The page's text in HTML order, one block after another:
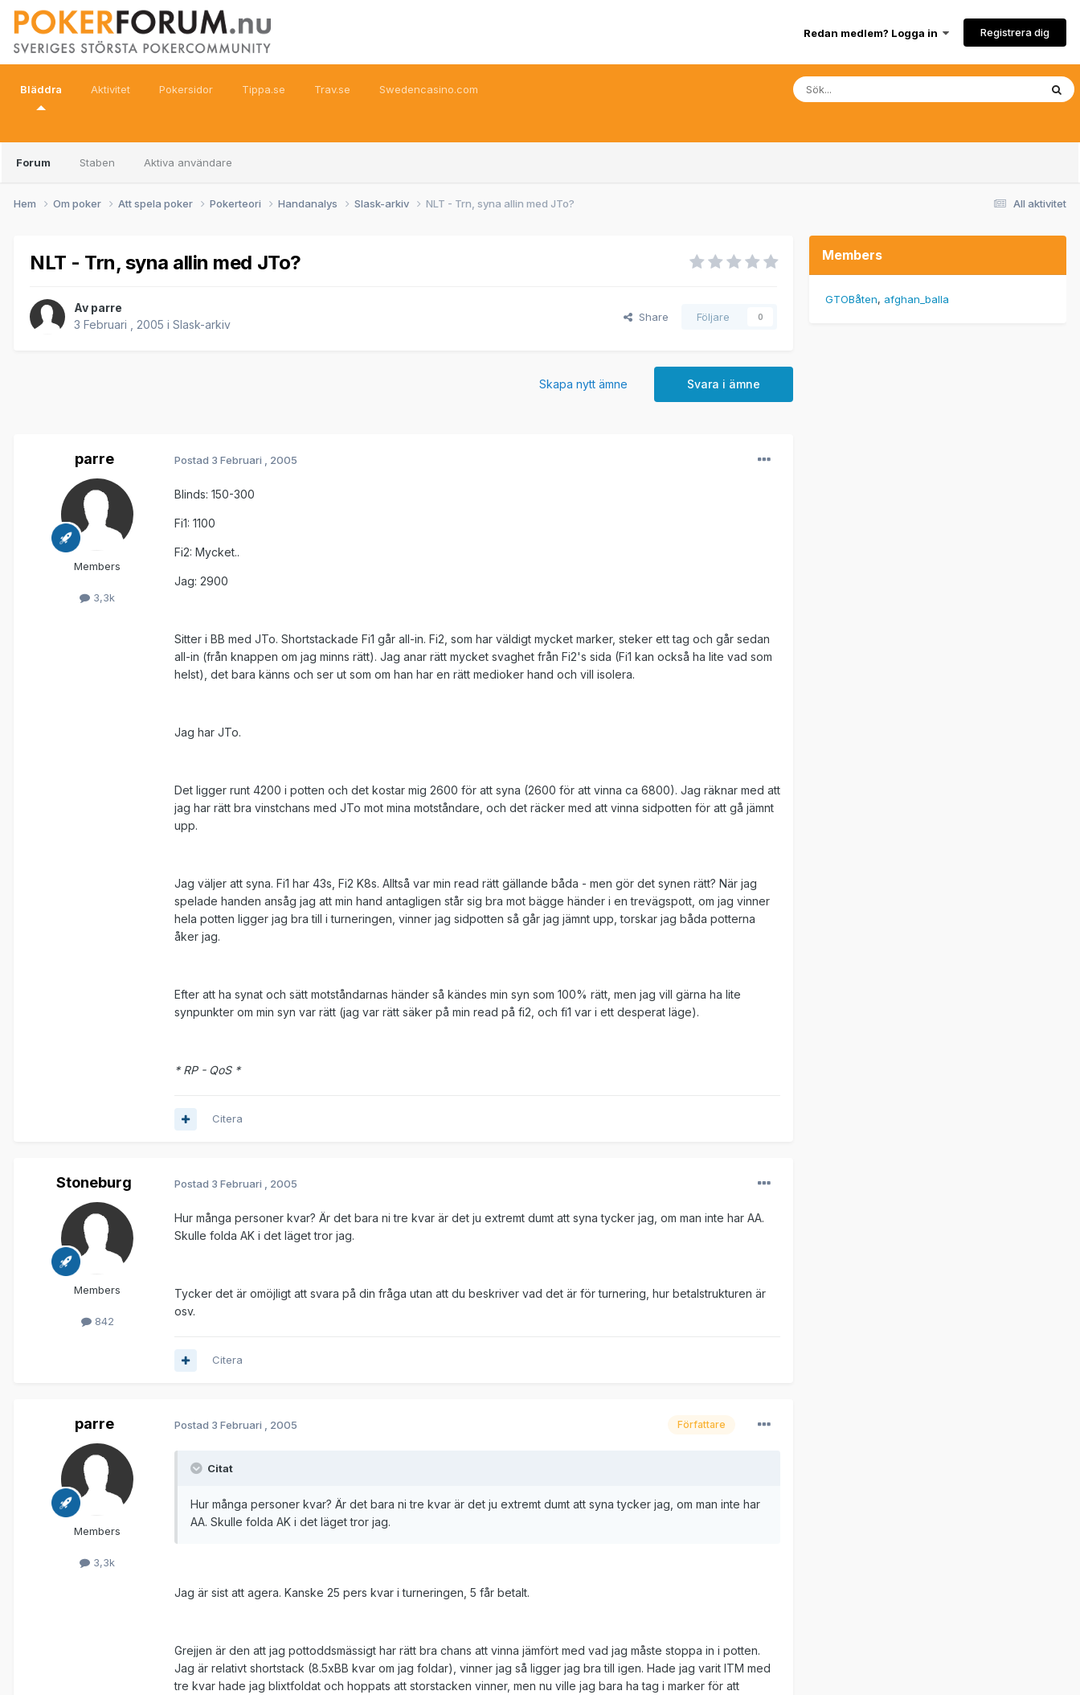
Redan medlem? Logga in Registrera dig
Bläddra
Forum Staben Aktiva användare
Aktivitet Pokersidor Tippa.se Trav.se Swedencasino.com
All aktivitet
Hem Om poker Att spela poker Pokerteori Handanalys Slask-arkiv NLT - Trn, syna allin med JTo?
NLT - Trn, syna allin med JTo?
Av parre
3 Februari , 2005 i Slask-arkiv
Share Följare 0
Svara i ämne
Skapa nytt ämne
parre
Members
3,3k
Postad 3 Februari , 2005
Blinds: 150-300
Fi1: 1100
Fi2: Mycket..
Jag: 2900
Sitter i BB med JTo. Shortstackade Fi1 går all-in. Fi2, som har väldigt mycket marker, steker ett tag och går sedan
all-in (från knappen om jag minns rätt). Jag anar rätt mycket svaghet från Fi2's sida (Fi1 kan också ha lite vad som
helst), det bara känns och ser ut som om han har en rätt medioker hand och vill isolera.
Jag har JTo.
Det ligger runt 4200 i potten och det kostar mig 2600 för att syna (2600 för att vinna ca 6800). Jag räknar med att
jag har rätt bra vinstchans med JTo mot mina motståndare, och det räcker med att vinna sidpotten för att gå jämnt
upp.
Jag väljer att syna. Fi1 har 43s, Fi2 K8s. Alltså var min read rätt gällande båda - men gör det synen rätt? När jag
spelade handen ansåg jag att min hand antagligen står sig bra mot bägge händer i en trevägspott, om jag vinner
hela potten ligger jag bra till i turneringen, vinner jag sidpotten så går jag jämnt upp, torskar jag båda potterna
åker jag.
Efter att ha synat och sätt motståndarnas händer så kändes min syn som 100% rätt, men jag vill gärna ha lite
synpunkter om min syn var rätt (jag var rätt säker på min read på fi2, och fi1 var i ett desperat läge).
* RP - QoS *
Citera
Stoneburg
Members
842
Postad 3 Februari , 2005
Hur många personer kvar? Är det bara ni tre kvar är det ju extremt dumt att syna tycker jag, om man inte har AA.
Skulle folda AK i det läget tror jag.
Tycker det är omöjligt att svara på din fråga utan att du beskriver vad det är för turnering, hur betalstrukturen är
osv.
Citera
parre
Members
3,3k
Författare
Postad 3 Februari , 2005
Citat
Hur många personer kvar? Är det bara ni tre kvar är det ju extremt dumt att syna tycker jag, om man inte har
AA. Skulle folda AK i det läget tror jag.
Jag är sist att agera. Kanske 25 pers kvar i turneringen, 5 får betalt.
Grejjen är den att jag pottoddsmässigt har rätt bra chans att vinna jämfört med vad jag måste stoppa in i potten.
Jag är relativt shortstack (8.5xBB kvar om jag foldar), vinner jag så ligger jag bra till igen. Hade jag varit ITM med
tre kvar hade jag blixtfoldat och hoppats att storstacken vinner, men nu ville jag bara ha tag i marker för att
Members
GTOBåten afghan_balla